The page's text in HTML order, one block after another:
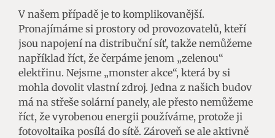
V našem případě je to komplikovanější.
Pronajímáme si prostory od provozovatelů, kteří
jsou napojení na distribuční síť, takže nemůžeme
například říct, že čerpáme jenom „zelenou“
elektřinu. Nejsme „monster akce“, která by si
mohla dovolit vlastní zdroj. Jedna z našich budov
má na střeše solární panely, ale přesto nemůžeme
říct, že vyrobenou energii používáme, protože ji
fotovoltaika posílá do sítě. Zároveň se ale aktivně